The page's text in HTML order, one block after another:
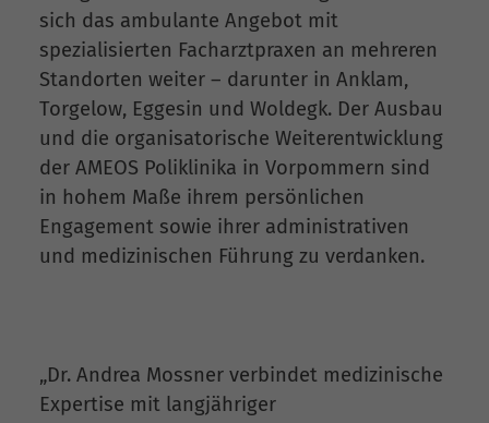
sich das ambulante Angebot mit
spezialisierten Facharztpraxen an mehreren
Standorten weiter – darunter in Anklam,
Torgelow, Eggesin und Woldegk. Der Ausbau
und die organisatorische Weiterentwicklung
der AMEOS Poliklinika in Vorpommern sind
in hohem Maße ihrem persönlichen
Engagement sowie ihrer administrativen
und medizinischen Führung zu verdanken.
„Dr. Andrea Mossner verbindet medizinische
Expertise mit langjähriger